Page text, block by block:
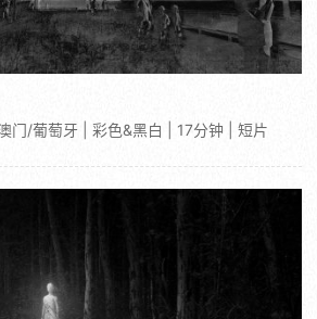
门/葡萄牙 | 彩色&黑白 | 17分钟 | 短片